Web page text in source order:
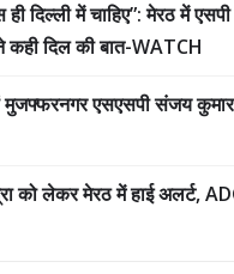
ही दिल्ली में चाहिए”: मेरठ में
कही दिल की बात-WATCH
मुजफ्फरनगर एसएसपी संजय कुमार
को लेकर मेरठ में हाई अलर्ट,